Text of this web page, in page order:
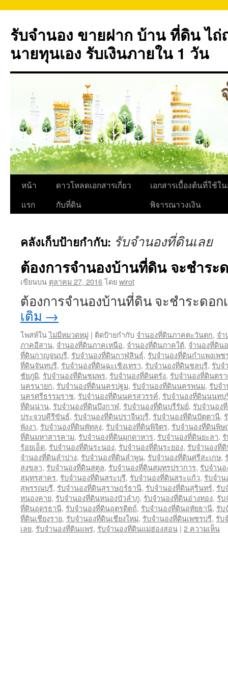
ยัง
เนื้อหา
รับจำนอง ขายฝาก บ้าน ที่ดิน ไ
นายทุนเอง รับเงินภายใน 1 วัน
หน้า
แรก
ดาวโหลดเอกสารเกี่ยว
กับที่ดิน
เอกสารเบื้องต้นที่ใช้ใ
พิจารณาวงเงิน
คลังเก็บป้ายกำกับ: รับจำนองที่ดินเลย
ต้องการจำนองบ้านที่ดิน จะชำระ
เขียนบน ตุลาคม 27, 2016โดยwirot
ต้องการจำนองบ้านที่ดิน จะชำระดอ
เติม →
โพสท์ในไม่มีหมวดหมู่ | ติดป้ายกำกับ จำนองที่ดินภาคตะวันตก, จ
ภาคอีสาน, จำนองที่ดินภาคเหนือ, จำนองที่ดินภาคใต้, จำนองที่ดิน
ที่ดินกาญจนบุรี, รับจำนองที่ดินกาฬสินธุ์, รับจำนองที่ดินกำแพงเพช
ที่ดินจันทบุรี, รับจำนองที่ดินฉะเชิงเทรา, รับจำนองที่ดินชลบุรี, รับจ
ชัยภูมิ, รับจำนองที่ดินชุมพร, รับจำนองที่ดินตรัง, รับจำนองที่ดินตร
นครนายก, รับจำนองที่ดินนครปฐม, รับจำนองที่ดินนครพนม, รับจ
นครศรีธรรมราช, รับจำนองที่ดินนครสวรรค์, รับจำนองที่ดินนนทบุ
ที่ดินน่าน, รับจำนองที่ดินบึงกาฬ, รับจำนองที่ดินบุรีรัมย์, รับจำนอง
ประจวบคีรีขันธ์, รับจำนองที่ดินปราจีนบุรี, รับจำนองที่ดินปัตตานี,
พังงา, รับจำนองที่ดินพัทลุง, รับจำนองที่ดินพิจิตร, รับจำนองที่ดินพิ
ที่ดินมหาสารคาม, รับจำนองที่ดินมุกดาหาร, รับจำนองที่ดินยะลา,
ร้อยเอ็ด, รับจำนองที่ดินระนอง, รับจำนองที่ดินระยอง, รับจำนองที่
จำนองที่ดินลำปาง, รับจำนองที่ดินลำพูน, รับจำนองที่ดินศรีสะเกษ,
สงขลา, รับจำนองที่ดินสตูล, รับจำนองที่ดินสมุทรปราการ, รับจำน
สมุทรสาคร, รับจำนองที่ดินสระบุรี, รับจำนองที่ดินสระแก้ว, รับจำ
สุพรรณบุรี, รับจำนองที่ดินสุราษฎร์ธานี, รับจำนองที่ดินสุรินทร์, รับ
หนองคาย, รับจำนองที่ดินหนองบัวลำภู, รับจำนองที่ดินอ่างทอง, รับ
ที่ดินอุดรธานี, รับจำนองที่ดินอุตรดิตถ์, รับจำนองที่ดินอุทัยธานี, รับ
ที่ดินเชียงราย, รับจำนองที่ดินเชียงใหม่, รับจำนองที่ดินเพชรบุรี, รับ
เลย, รับจำนองที่ดินแพร่, รับจำนองที่ดินแม่ฮ่องสอน | 2 ความเห็น